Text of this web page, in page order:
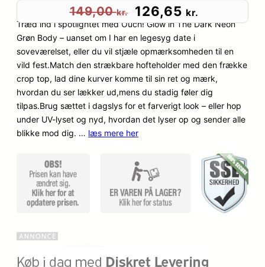
som
af 5
baseret
på
kundebe
dømmel
ser
149,00kr.
D
e
n
o
p
r
n
d
i
126,65 kr.
e
n
a
k
t
l
p
Træd ind i spotlightet med Ouch! Glow in The Dark Neon
Grøn Body – uanset om I har en legesyg date i
soveværelset, eller du vil stjæle opmærksomheden til en
vild fest.Match den strækbare hofteholder med den frække
crop top, lad dine kurver komme til sin ret og mærk,
hvordan du ser lækker ud,mens du stadig føler dig
tilpas.Brug sættet i dagslys for et farverigt look – eller hop
under UV-lyset og nyd, hvordan det lyser op og sender alle
blikke mod dig. … læs mere her